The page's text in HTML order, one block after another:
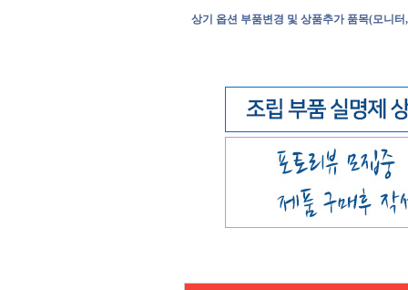
상기 옵션 부품변경 및 상품추가 품목(모니